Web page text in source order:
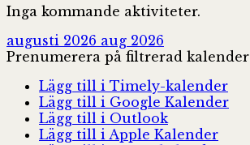
Inga kommande aktiviteter.
augusti 2026 aug 2026
Prenumerera på filtrerad kalender
Lägg till i Timely-kalender
Lägg till i Google Kalender
Lägg till i Outlook
Lägg till i Apple Kalender